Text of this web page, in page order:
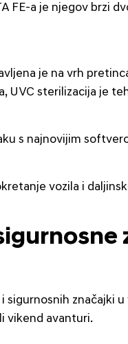
FE-a je njegov brzi
je na vrh
sterilizacija je
s najnovijim
vozila i
vikend avanturi.